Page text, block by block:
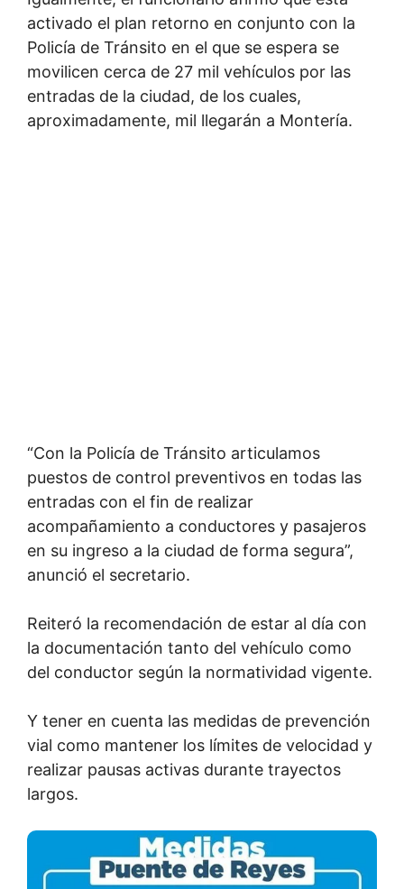
activado el plan retorno en conjunto con la
Policía de Tránsito en el que se espera se
movilicen cerca de 27 mil vehículos por las
entradas de la ciudad, de los cuales,
aproximadamente, mil llegarán a Montería.
“Con la Policía de Tránsito articulamos
puestos de control preventivos en todas las
entradas con el fin de realizar
acompañamiento a conductores y pasajeros
en su ingreso a la ciudad de forma segura”,
anunció el secretario.
Reiteró la recomendación de estar al día con
la documentación tanto del vehículo como
del conductor según la normatividad vigente.
Y tener en cuenta las medidas de prevención
vial como mantener los límites de velocidad y
realizar pausas activas durante trayectos
largos.